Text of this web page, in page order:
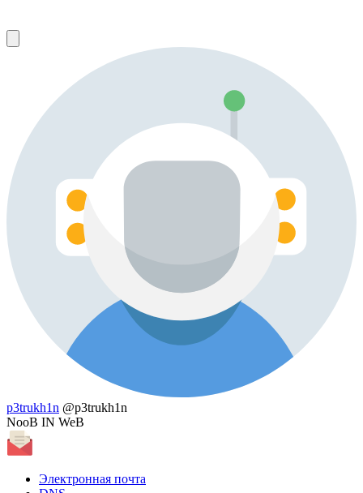
p3trukh1n @p3trukh1n
NooB IN WeB
Электронная почта